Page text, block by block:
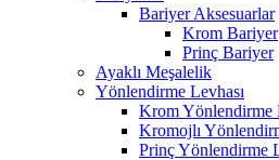
Bariyer Aksesuarlar
Krom Bariyer
Prinç Bariyer
Ayaklı Meşalelik
Yönlendirme Levhası
Krom Yönlendirme
Kromojlı
Prinç Yönlendirme